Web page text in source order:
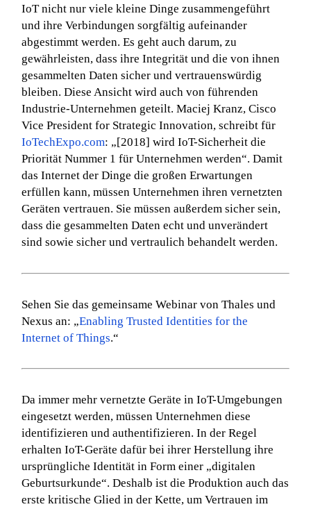
IoT nicht nur viele kleine Dinge zusammengeführt
und ihre Verbindungen sorgfältig aufeinander
abgestimmt werden. Es geht auch darum, zu
gewährleisten, dass ihre Integrität und die von ihnen
gesammelten Daten sicher und vertrauenswürdig
bleiben. Diese Ansicht wird auch von führenden
Industrie-Unternehmen geteilt. Maciej Kranz, Cisco
Vice President for Strategic Innovation, schreibt für
IoTechExpo.com: „[2018] wird IoT-Sicherheit die
Priorität Nummer 1 für Unternehmen werden“. Damit
das Internet der Dinge die großen Erwartungen
erfüllen kann, müssen Unternehmen ihren vernetzten
Geräten vertrauen. Sie müssen außerdem sicher sein,
dass die gesammelten Daten echt und unverändert
sind sowie sicher und vertraulich behandelt werden.
Sehen Sie das gemeinsame Webinar von Thales und
Nexus an: „Enabling Trusted Identities for the
Internet of Things.“
Da immer mehr vernetzte Geräte in IoT-Umgebungen
eingesetzt werden, müssen Unternehmen diese
identifizieren und authentifizieren. In der Regel
erhalten IoT-Geräte dafür bei ihrer Herstellung ihre
ursprüngliche Identität in Form einer „digitalen
Geburtsurkunde“. Deshalb ist die Produktion auch das
erste kritische Glied in der Kette, um Vertrauen im